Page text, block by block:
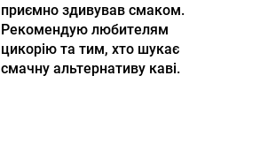
приємно здивував смаком.
Рекомендую любителям
цикорію та тим, хто шукає
смачну альтернативу каві.